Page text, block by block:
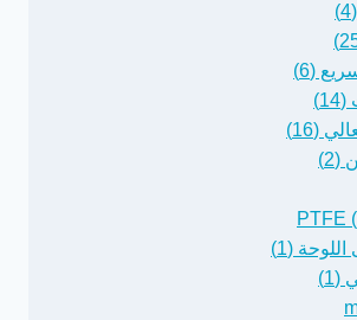
(6)
(16)
(2)
(1)